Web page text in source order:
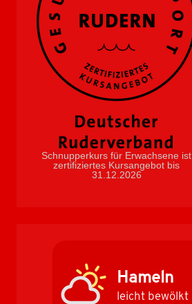
Schnupperkurs für Erwachsene ist
zertifiziertes Kursangebot bis
31.12.2026
Hameln
leicht bewölkt